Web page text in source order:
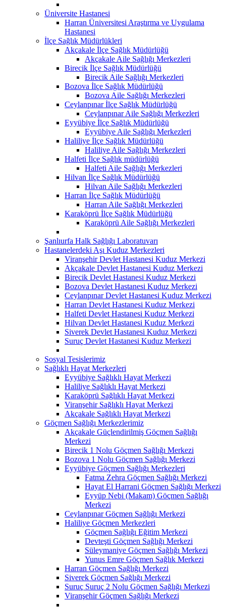
Üniversite Hastanesi
Harran Üniversitesi Araştırma ve Uygulama
Hastanesi
İlçe Sağlık Müdürlükleri
Akçakale İlçe Sağlık Müdürlüğü
Akçakale Aile Sağlığı Merkezleri
Birecik İlçe Sağlık Müdürlüğü
Birecik Aile Sağlığı Merkezleri
Bozova İlçe Sağlık Müdürlüğü
Bozova Aile Sağlığı Merkezleri
Ceylanpınar İlçe Sağlık Müdürlüğü
Ceylanpınar Aile Sağlığı Merkezleri
Eyyübiye İlçe Sağlık Müdürlüğü
Eyyübiye Aile Sağlığı Merkezleri
Haliliye İlçe Sağlık Müdürlüğü
Haliliye Aile Sağlığı Merkezleri
Halfeti İlçe Sağlık müdürlüğü
Halfeti Aile Sağlığı Merkezleri
Hilvan İlçe Sağlık Müdürlüğü
Hilvan Aile Sağlığı Merkezleri
Harran İlçe Sağlık Müdürlüğü
Harran Aile Sağlığı Merkezleri
Karaköprü İlçe Sağlık Müdürlüğü
Karaköprü Aile Sağlığı Merkezleri
Şanlıurfa Halk Sağlığı Laboratuvarı
Hastanelerdeki Aşı Kuduz Merkezleri
Viranşehir Devlet Hastanesi Kuduz Merkezi
Akçakale Devlet Hastanesi Kuduz Merkezi
Birecik Devlet Hastanesi Kuduz Merkezi
Bozova Devlet Hastanesi Kuduz Merkezi
Ceylanpınar Devlet Hastanesi Kuduz Merkezi
Harran Devlet Hastanesi Kuduz Merkezi
Halfeti Devlet Hastanesi Kuduz Merkezi
Hilvan Devlet Hastanesi Kuduz Merkezi
Siverek Devlet Hastanesi Kuduz Merkezi
Suruç Devlet Hastanesi Kuduz Merkezi
Sosyal Tesislerimiz
Sağlıklı Hayat Merkezleri
Eyyübiye Sağlıklı Hayat Merkezi
Haliliye Sağlıklı Hayat Merkezi
Karaköprü Sağlıklı Hayat Merkezi
Viranşehir Sağlıklı Hayat Merkezi
Akçakale Sağlıklı Hayat Merkezi
Göçmen Sağlığı Merkezlerimiz
Akçakale Güçlendirilmiş Göçmen Sağlığı
Merkezi
Birecik 1 Nolu Göçmen Sağlığı Merkezi
Bozova 1 Nolu Göçmen Sağlığı Merkezi
Eyyübiye Göçmen Sağlığı Merkezleri
Fatma Zehra Göçmen Sağlığı Merkezi
Hayat El Harrani Göçmen Sağlığı Merkezi
Eyyüp Nebi (Makam) Göçmen Sağlığı
Merkezi
Ceylanpınar Göçmen Sağlığı Merkezi
Haliliye Göçmen Merkezleri
Göçmen Sağlığı Eğitim Merkezi
Devteşti Göçmen Sağlığı Merkezi
Süleymaniye Göçmen Sağlığı Merkezi
Yunus Emre Göçmen Sağlık Merkezi
Harran Göçmen Sağlığı Merkezi
Siverek Göçmen Sağlığı Merkezi
Suruç Suruç 2 Nolu Göçmen Sağlığı Merkezi
Viranşehir Göçmen Sağlığı Merkezi